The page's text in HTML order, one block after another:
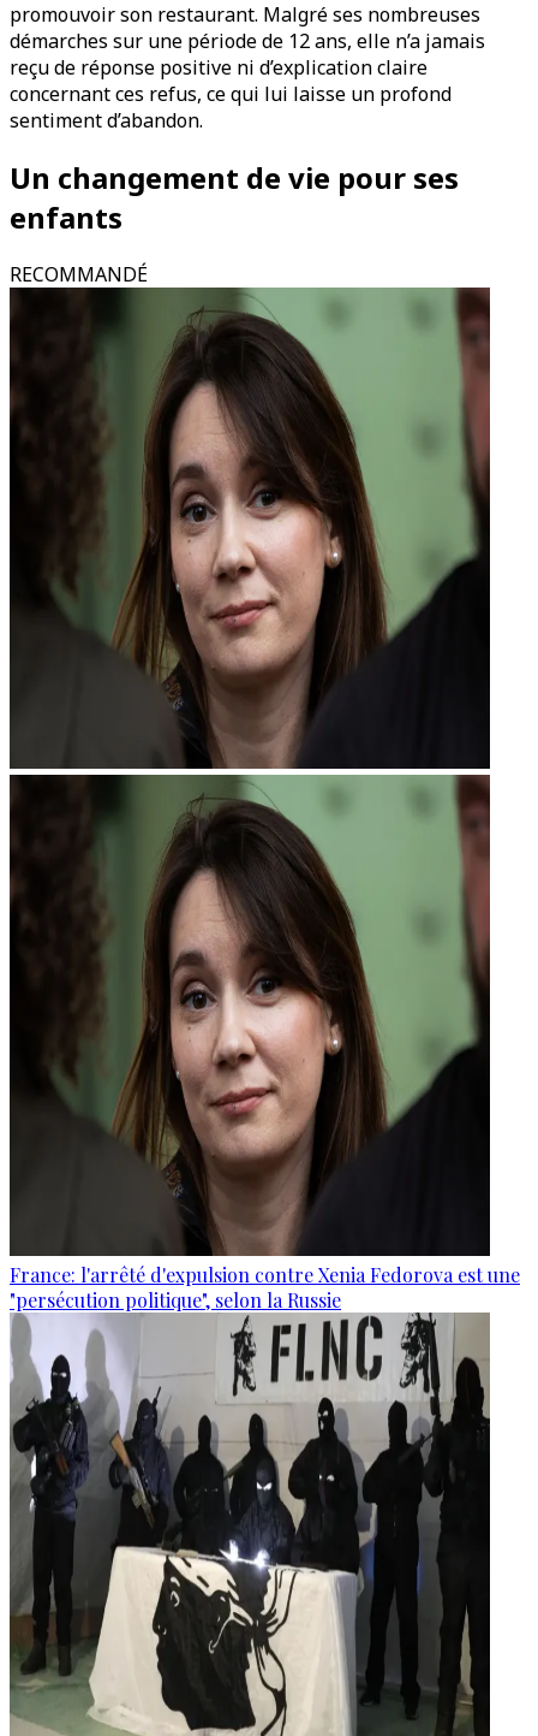
promouvoir son restaurant. Malgré ses nombreuses
démarches sur une période de 12 ans, elle n’a jamais
reçu de réponse positive ni d’explication claire
concernant ces refus, ce qui lui laisse un profond
sentiment d’abandon.
Un changement de vie pour ses
enfants
RECOMMANDÉ
France: l'arrêté d'expulsion contre Xenia Fedorova est une
"persécution politique", selon la Russie